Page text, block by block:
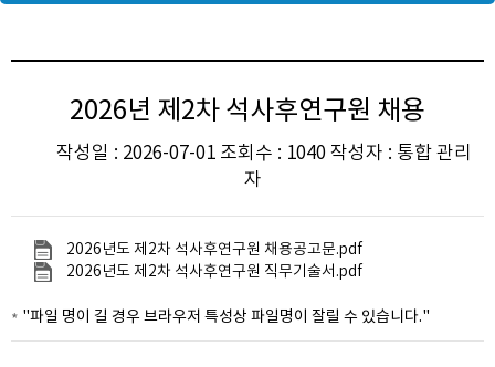
2026년 제2차 석사후연구원 채용
작성일 : 2026-07-01 조회수 : 1040 작성자 : 통합 관리
자
2026년도 제2차 석사후연구원 채용공고문.pdf
2026년도 제2차 석사후연구원 직무기술서.pdf
"파일 명이 길 경우 브라우저 특성상 파일명이 잘릴 수 있습니다."